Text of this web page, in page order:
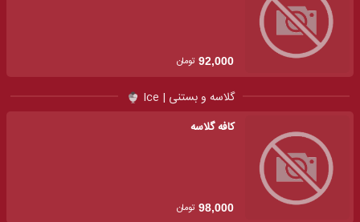
92,000 تومان
گلاسه و بستنی | Ice
کافه گلاسه
98,000 تومان